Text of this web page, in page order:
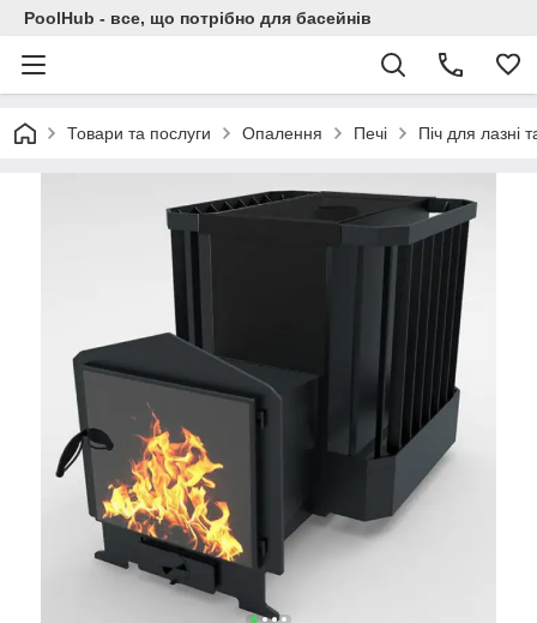
PoolHub - все, що потрібно для басейнів
Товари та послуги Опалення Печі Піч для лазні